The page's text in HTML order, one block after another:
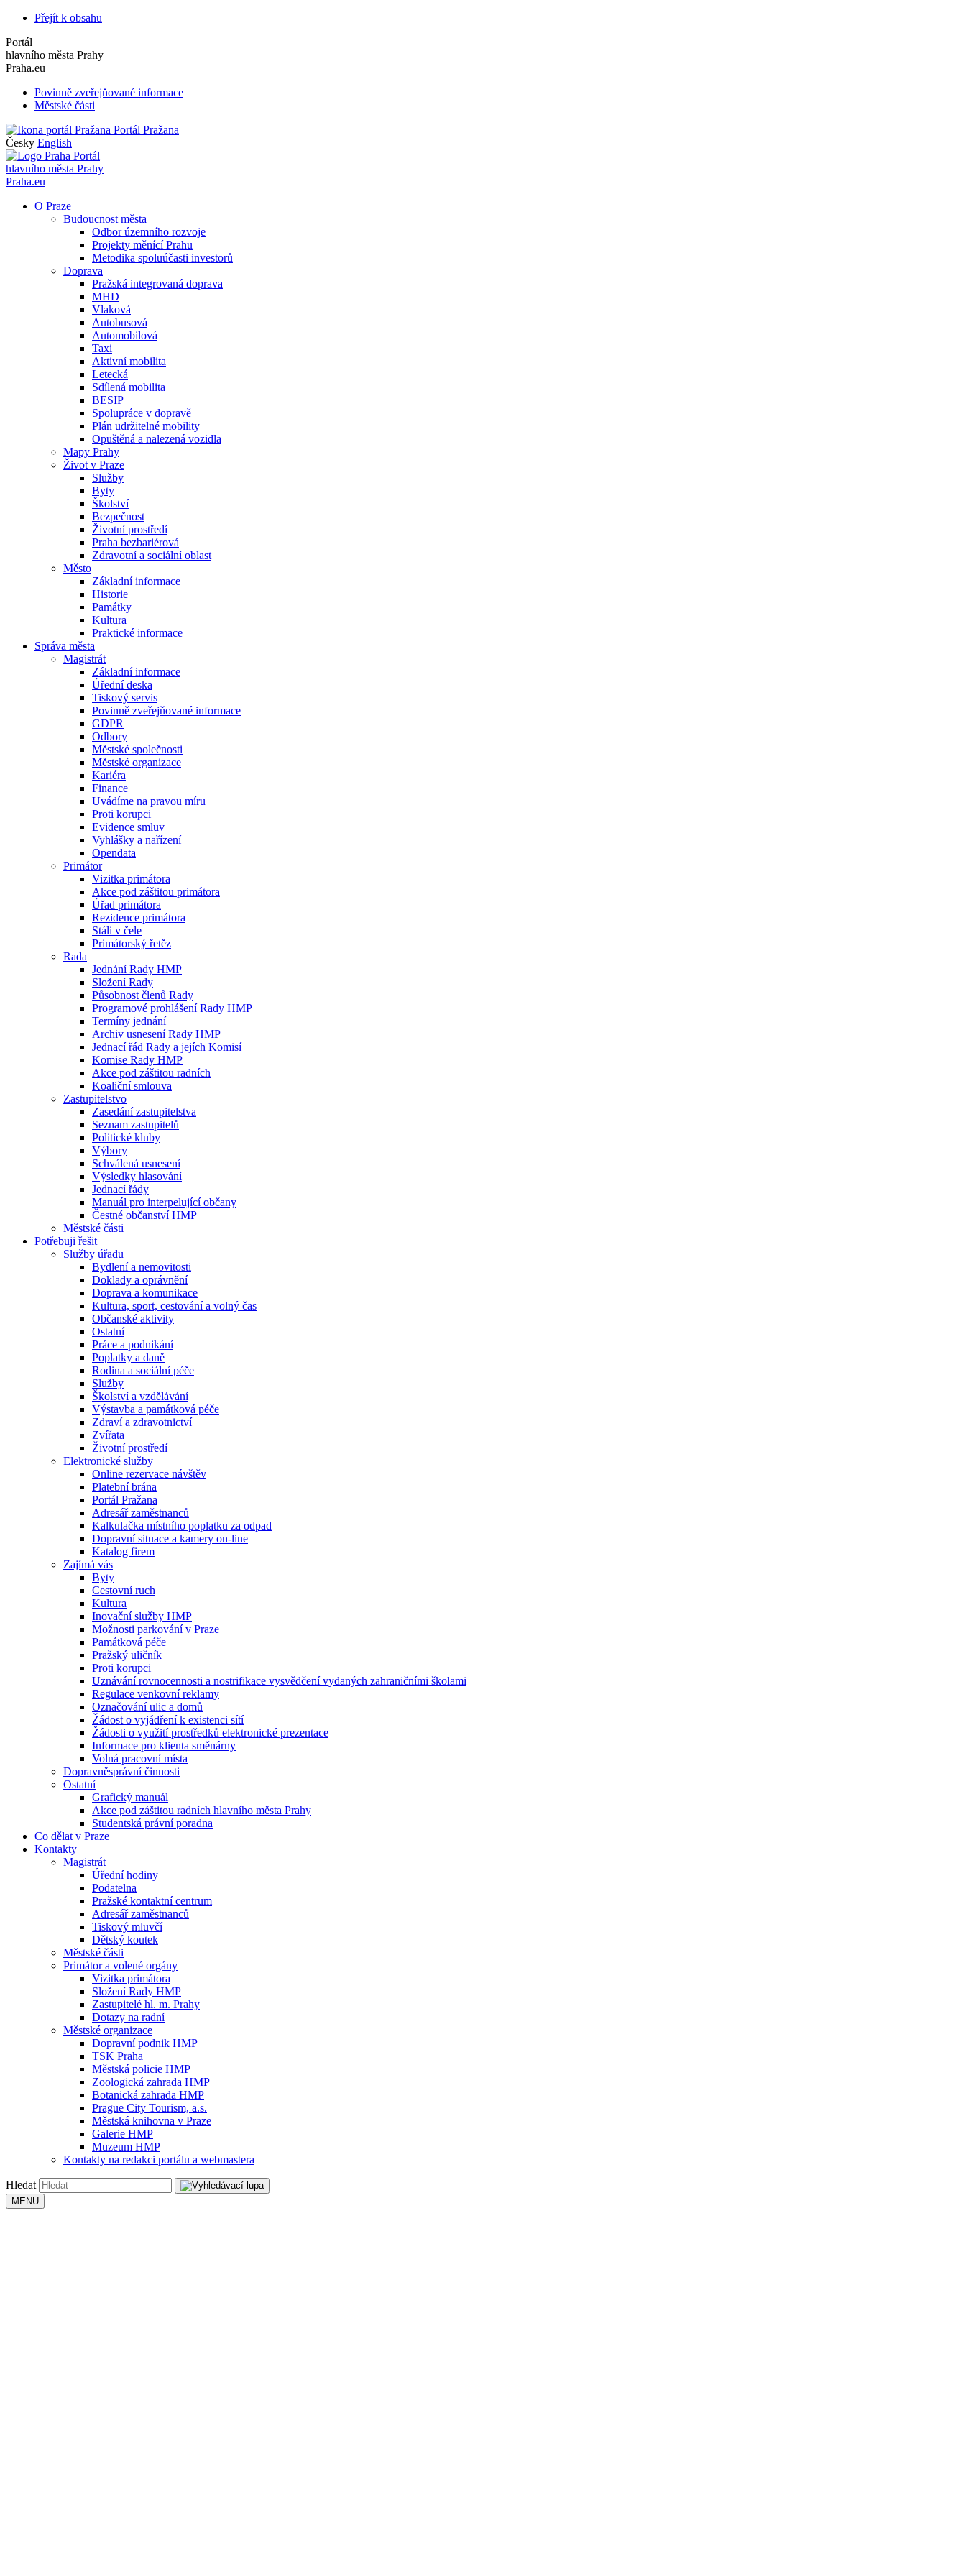
Přejít k obsahu
Portál
hlavního města Prahy
Praha.eu
Povinně zveřejňované informace
Městské části
Portál Pražana
Česky English
Portál
hlavního města Prahy
Praha.eu
O Praze
Budoucnost města
Odbor územního rozvoje
Projekty měnící Prahu
Metodika spoluúčasti investorů
Doprava
Pražská integrovaná doprava
MHD
Vlaková
Autobusová
Automobilová
Taxi
Aktivní mobilita
Letecká
Sdílená mobilita
BESIP
Spolupráce v dopravě
Plán udržitelné mobility
Opuštěná a nalezená vozidla
Mapy Prahy
Život v Praze
Služby
Byty
Školství
Bezpečnost
Životní prostředí
Praha bezbariérová
Zdravotní a sociální oblast
Město
Základní informace
Historie
Památky
Kultura
Praktické informace
Správa města
Magistrát
Základní informace
Úřední deska
Tiskový servis
Povinně zveřejňované informace
GDPR
Odbory
Městské společnosti
Městské organizace
Kariéra
Finance
Uvádíme na pravou míru
Proti korupci
Evidence smluv
Vyhlášky a nařízení
Opendata
Primátor
Vizitka primátora
Akce pod záštitou primátora
Úřad primátora
Rezidence primátora
Stáli v čele
Primátorský řetěz
Rada
Jednání Rady HMP
Složení Rady
Působnost členů Rady
Programové prohlášení Rady HMP
Termíny jednání
Archiv usnesení Rady HMP
Jednací řád Rady a jejích Komisí
Komise Rady HMP
Akce pod záštitou radních
Koaliční smlouva
Zastupitelstvo
Zasedání zastupitelstva
Seznam zastupitelů
Politické kluby
Výbory
Schválená usnesení
Výsledky hlasování
Jednací řády
Manuál pro interpelující občany
Čestné občanství HMP
Městské části
Potřebuji řešit
Služby úřadu
Bydlení a nemovitosti
Doklady a oprávnění
Doprava a komunikace
Kultura, sport, cestování a volný čas
Občanské aktivity
Ostatní
Práce a podnikání
Poplatky a daně
Rodina a sociální péče
Služby
Školství a vzdělávání
Výstavba a památková péče
Zdraví a zdravotnictví
Zvířata
Životní prostředí
Elektronické služby
Online rezervace návštěv
Platební brána
Portál Pražana
Adresář zaměstnanců
Kalkulačka místního poplatku za odpad
Dopravní situace a kamery on-line
Katalog firem
Zajímá vás
Byty
Cestovní ruch
Kultura
Inovační služby HMP
Možnosti parkování v Praze
Památková péče
Pražský uličník
Proti korupci
Uznávání rovnocennosti a nostrifikace vysvědčení vydaných zahraničními školami
Regulace venkovní reklamy
Označování ulic a domů
Žádost o vyjádření k existenci sítí
Žádosti o využití prostředků elektronické prezentace
Informace pro klienta směnárny
Volná pracovní místa
Dopravněsprávní činnosti
Ostatní
Grafický manuál
Akce pod záštitou radních hlavního města Prahy
Studentská právní poradna
Co dělat v Praze
Kontakty
Magistrát
Úřední hodiny
Podatelna
Pražské kontaktní centrum
Adresář zaměstnanců
Tiskový mluvčí
Dětský koutek
Městské části
Primátor a volené orgány
Vizitka primátora
Složení Rady HMP
Zastupitelé hl. m. Prahy
Dotazy na radní
Městské organizace
Dopravní podnik HMP
TSK Praha
Městská policie HMP
Zoologická zahrada HMP
Botanická zahrada HMP
Prague City Tourism, a.s.
Městská knihovna v Praze
Galerie HMP
Muzeum HMP
Kontakty na redakci portálu a webmastera
Hledat
MENU